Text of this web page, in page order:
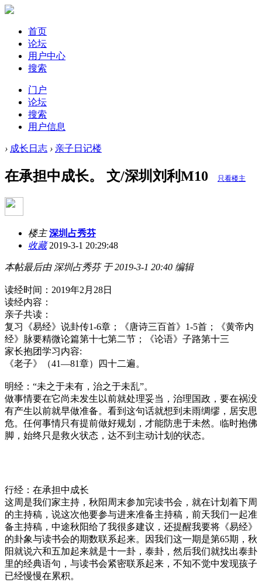
首页
论坛
用户中心
搜索
门户
论坛
搜索
用户信息
› 成长日志 › 亲子日记楼
在承担中成长。 文/深圳刘利M10 只看楼主
楼主 深圳占秀芬
收藏2019-3-1 20:29:48
本帖最后由 深圳占秀芬 于 2019-3-1 20:40 编辑
读经时间：2019年2月28日
读经内容：
亲子共读：
复习《易经》说卦传1-6章；《唐诗三百首》1-5首；《黄帝内
经》脉要精微论篇第十七第二节；《论语》子路第十三
家长抱团学习内容:
《老子》（41—81章）四十二遍。
明经： “未之于未有，治之于未乱”。
做事情要在它尚未发生以前就处理妥当，治理国政，要在祸没
有产生以前就早做准备。看到这句话就想到未雨绸缪，居安思
危。任何事情只有提前做好规划，才能防患于未然。临时抱佛
脚，始终只是救火状态，达不到主动计划的状态。
行经：在承担中成长
这周是我们家主持，秋阳周末参加完读书会，就在计划着下周
的主持稿，说这次他要参与进来准备主持稿，前天我们一起准
备主持稿，中途秋阳给了我很多建议，还提醒我要将《易经》
的卦象与读书会的期数联系起来。因我们这一期是第65期，秋
阳就说六和五加起来就是十一卦，泰卦，然后我们就找出泰卦
里的经典语句，与读书会紧密联系起来，不知不觉中发现孩子
已经慢慢在累积。